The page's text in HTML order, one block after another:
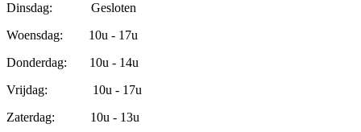
Dinsdag: Gesloten
Woensdag: 10u - 17u
Donderdag: 10u - 14u
Vrijdag: 10u - 17u
Zaterdag: 10u - 13u